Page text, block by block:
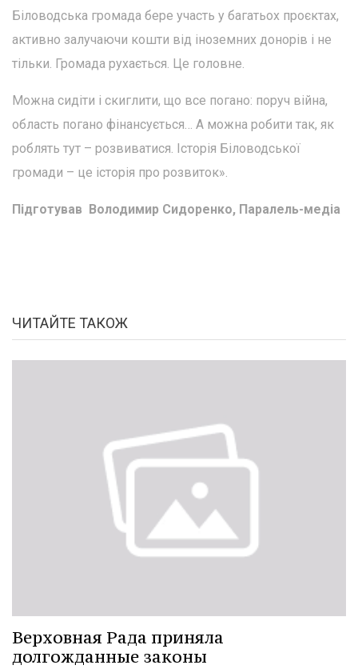
Біловодська громада бере участь у багатьох проєктах,
активно залучаючи кошти від іноземних донорів і не
тільки. Громада рухається. Це головне.
Можна сидіти і скиглити, що все погано: поруч війна,
область погано фінансується… А можна робити так, як
роблять тут – розвиватися. Історія Біловодської
громади – це історія про розвиток».
Підготував Володимир Сидоренко, Паралель-медіа
ЧИТАЙТЕ ТАКОЖ
Верховная Рада приняла
долгожданные законы